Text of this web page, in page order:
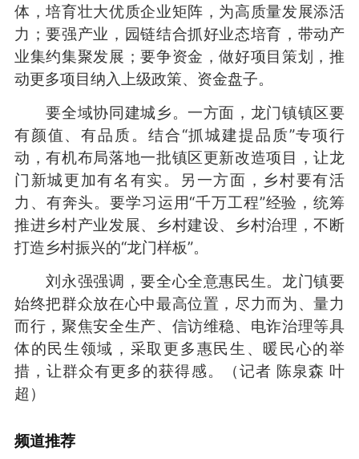
体，培育壮大优质企业矩阵，为高质量发展添活
力；要强产业，园链结合抓好业态培育，带动产
业集约集聚发展；要争资金，做好项目策划，推
动更多项目纳入上级政策、资金盘子。
要全域协同建城乡。一方面，龙门镇镇区要
有颜值、有品质。结合“抓城建提品质”专项行
动，有机布局落地一批镇区更新改造项目，让龙
门新城更加有名有实。另一方面，乡村要有活
力、有奔头。要学习运用“千万工程”经验，统筹
推进乡村产业发展、乡村建设、乡村治理，不断
打造乡村振兴的“龙门样板”。
刘永强强调，要全心全意惠民生。龙门镇要
始终把群众放在心中最高位置，尽力而为、量力
而行，聚焦安全生产、信访维稳、电诈治理等具
体的民生领域，采取更多惠民生、暖民心的举
措，让群众有更多的获得感。（记者 陈泉森 叶
超）
频道推荐